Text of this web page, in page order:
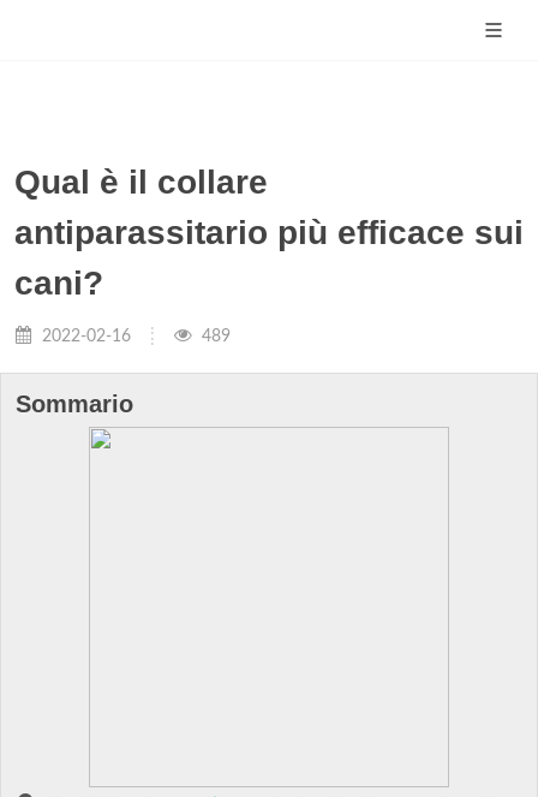
Qual è il collare
antiparassitario più efficace sui
cani?
2022-02-16 489
Sommario